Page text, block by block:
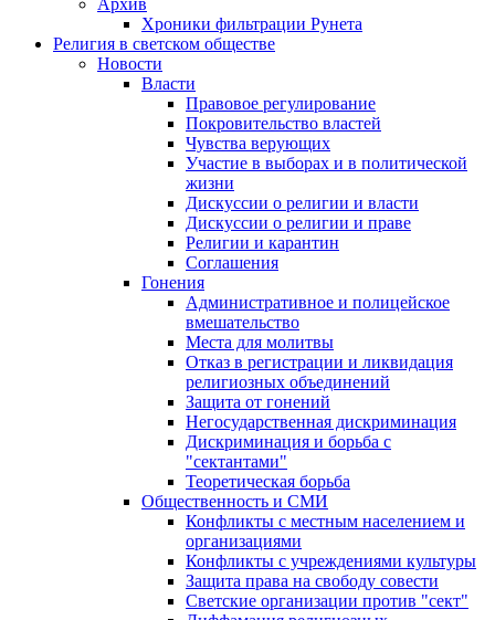
Архив
Хроники фильтрации Рунета
Религия в светском обществе
Новости
Власти
Правовое регулирование
Покровительство властей
Чувства верующих
Участие в выборах и в политической
жизни
Дискуссии о религии и власти
Дискуссии о религии и праве
Религии и карантин
Соглашения
Гонения
Административное и полицейское
вмешательство
Места для молитвы
Отказ в регистрации и ликвидация
религиозных объединений
Защита от гонений
Негосударственная дискриминация
Дискриминация и борьба с
"сектантами"
Теоретическая борьба
Общественность и СМИ
Конфликты с местным населением и
организациями
Конфликты с учреждениями культуры
Защита права на свободу совести
Светские организации против "сект"